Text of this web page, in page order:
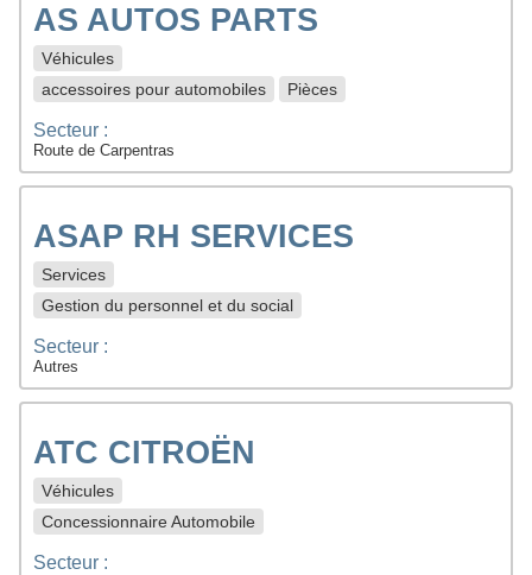
AS AUTOS PARTS
Véhicules
accessoires pour automobiles
Pièces
Secteur :
Route de Carpentras
ASAP RH SERVICES
Services
Gestion du personnel et du social
Secteur :
Autres
ATC CITROËN
Véhicules
Concessionnaire Automobile
Secteur :